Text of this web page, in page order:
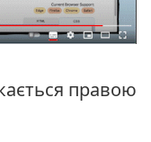
правою